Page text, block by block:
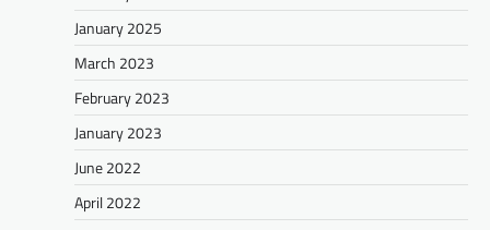
January 2025
March 2023
February 2023
January 2023
June 2022
April 2022